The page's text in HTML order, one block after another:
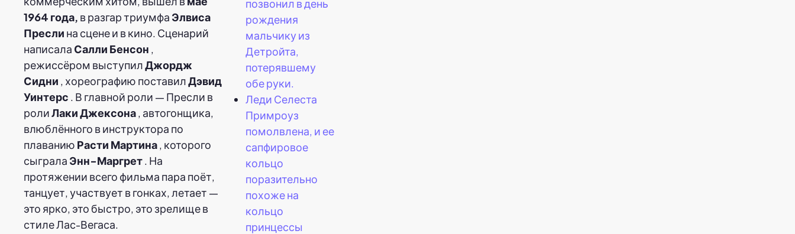
1964 года, в разгар триумфа Элвиса
Пресли на сцене и в кино. Сценарий
написала Салли Бенсон ,
режиссёром выступилДжордж
Сидни , хореографию поставилДэвид
Уинтерс . В главной роли — Пресли в
ролиЛаки Джексона, автогонщика,
влюблённого в инструктора по
плаванию Расти Мартина, которого
сыграла Энн-Маргрет. На
протяжении всего фильма пара поёт,
танцует, участвует в гонках, летает —
это ярко, это быстро, это зрелище в
стиле Лас-Вегаса.
позвонил в день
рождения
мальчику из
Детройта,
потерявшему
обе руки.
Леди Селеста
Примроуз
помолвлена, и ее
сапфировое
кольцо
поразительно
похоже на
кольцо
принцессы